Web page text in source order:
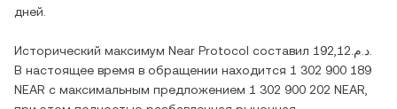
дней.
Исторический максимум Near Protocol составил د.م.192,12
В настоящее время в обращении находится 1 302 900 189
NEAR с максимальным предложением 1 302 900 202 NEAR